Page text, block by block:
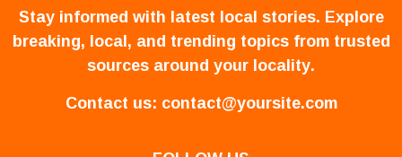
Stay informed with latest local stories. Explore
breaking, local, and trending topics from trusted
sources around your locality.
Contact us: contact@yoursite.com